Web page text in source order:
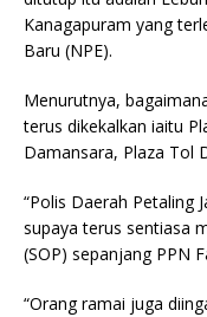
Kanagapuram yang
Baru (NPE).
Menurutnya,
terus dikekalkan iaitu
Damansara, Plaza Tol
“Polis Daerah Petaling
supaya terus sentiasa
(SOP) sepanjang PPN
“Orang ramai juga